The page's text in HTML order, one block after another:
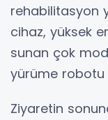
rehabilitasyon
cihaz, yüksek
sunan çok
yürüme robotu
Ziyaretin